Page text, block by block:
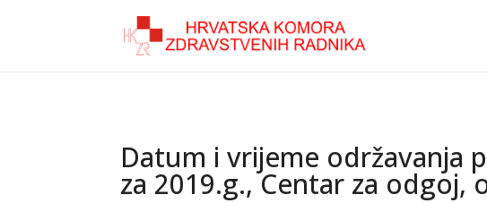
Datum i vrijeme održavanja
za 2019.g., Centar za